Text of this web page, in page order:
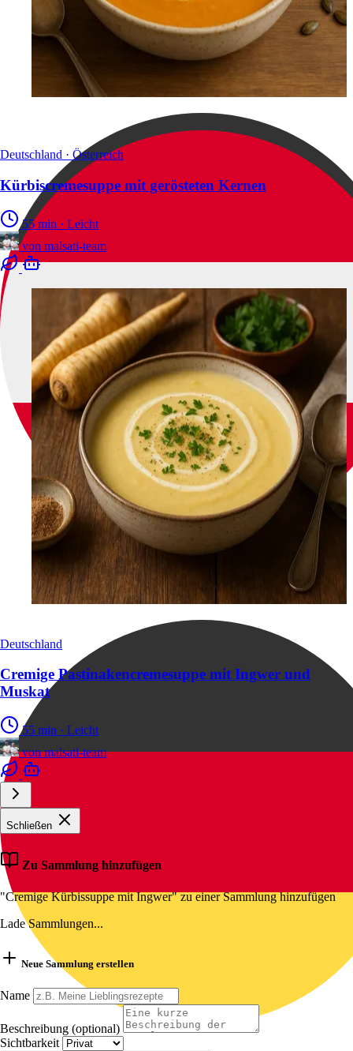
Deutschland · Österreich
Kürbiscremesuppe mit gerösteten Kernen
55 min · Leicht
von malsati-team
Deutschland
Cremige Pastinakencremesuppe mit Ingwer und
Muskat
55 min · Leicht
von malsati-team
Schließen
Zu Sammlung hinzufügen
"Cremige Kürbissuppe mit Ingwer" zu einer Sammlung hinzufügen
Lade Sammlungen...
Neue Sammlung erstellen
Name
Beschreibung (optional)
Sichtbarkeit